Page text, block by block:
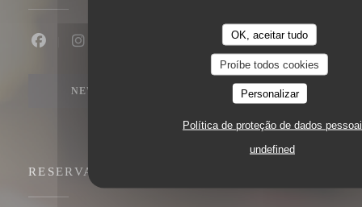
OK, aceitar tudo
Proíbe todos cookies
Personalizar
Política de proteção de dados
undefined
Facebook ((abre numa nova janela))
Instagram ((abre numa nova janela))
NEWSLETTER
RESERVA